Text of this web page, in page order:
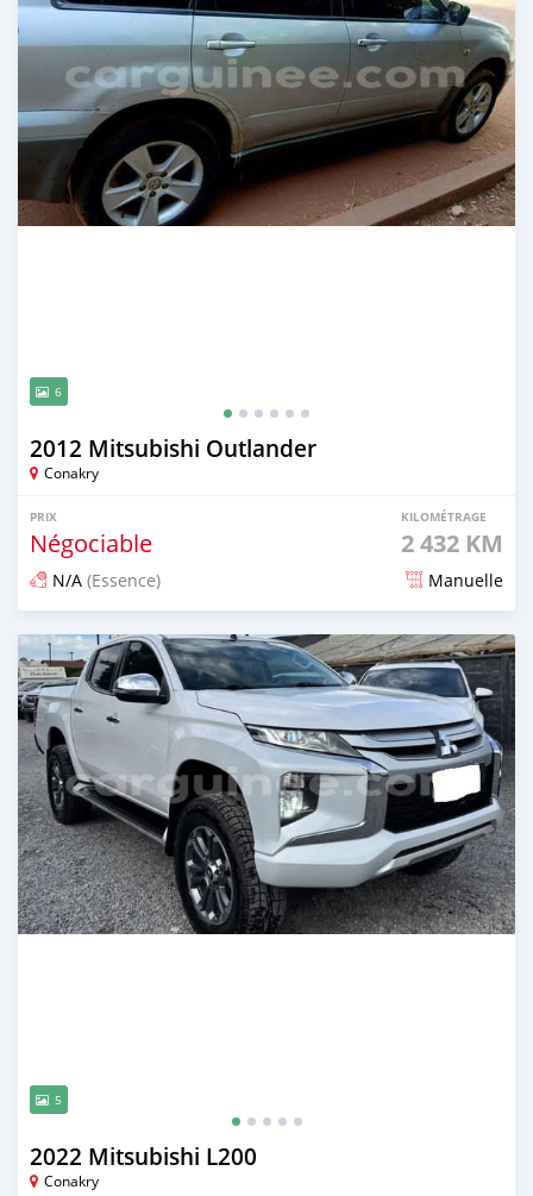
6
2012 Mitsubishi Outlander
Conakry
PRIX
Négociable
KILOMÉTRAGE
2 432 KM
N/A (Essence) Manuelle
Publié il y a 3 mois
5
2022 Mitsubishi L200
Conakry